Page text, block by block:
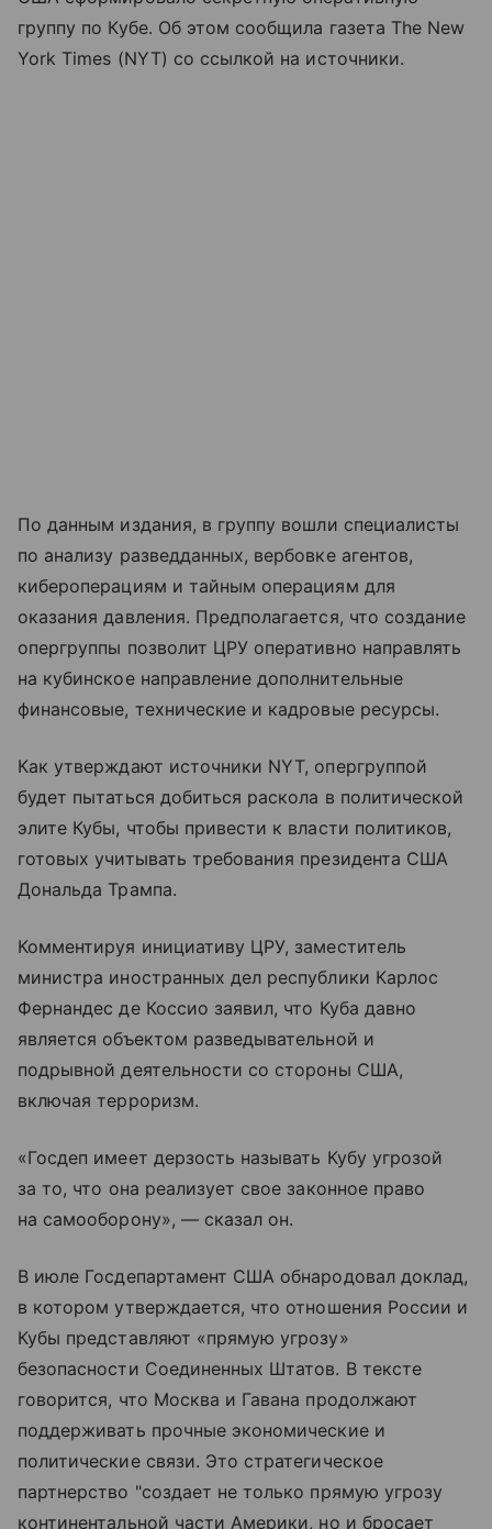
группу по Кубе. Об этом сообщила газета The New
York Times (NYT) со ссылкой на источники.
По данным издания, в группу вошли специалисты
по анализу разведданных, вербовке агентов,
кибероперациям и тайным операциям для
оказания давления. Предполагается, что создание
опергруппы позволит ЦРУ оперативно направлять
на кубинское направление дополнительные
финансовые, технические и кадровые ресурсы.
Как утверждают источники NYT, опергруппой
будет пытаться добиться раскола в политической
элите Кубы, чтобы привести к власти политиков,
готовых учитывать требования президента США
Дональда Трампа.
Комментируя инициативу ЦРУ, заместитель
министра иностранных дел республики Карлос
Фернандес де Коссио заявил, что Куба давно
является объектом разведывательной и
подрывной деятельности со стороны США,
включая терроризм.
«Госдеп имеет дерзость называть Кубу угрозой
за то, что она реализует свое законное право
на самооборону», — сказал он.
В июле Госдепартамент США обнародовал доклад,
в котором утверждается, что отношения России и
Кубы представляют «прямую угрозу»
безопасности Соединенных Штатов. В тексте
говорится, что Москва и Гавана продолжают
поддерживать прочные экономические и
политические связи. Это стратегическое
партнерство "создает не только прямую угрозу
континентальной части Америки, но и бросает